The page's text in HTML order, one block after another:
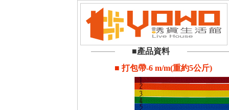
■產品資料
■ 打包帶-6 m/m(重約5公斤)